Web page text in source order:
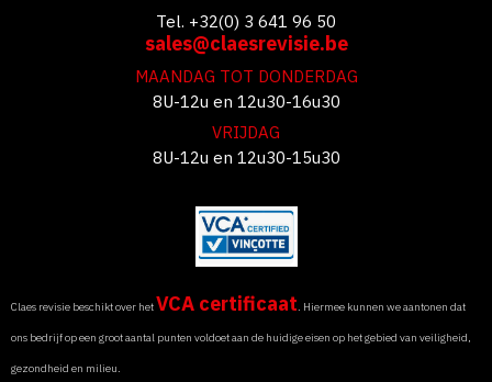
Tel. +32(0) 3 641 96 50
sales@claesrevisie.be
MAANDAG TOT DONDERDAG
8U-12u en 12u30-16u30
VRIJDAG
8U-12u en 12u30-15u30
Claes revisie beschikt over hetVCA certificaat. Hiermee kunnen we aantonen dat
ons bedrijf op een groot aantal punten voldoet aan de huidige eisen op het gebied van veiligheid,
gezondheid en milieu.